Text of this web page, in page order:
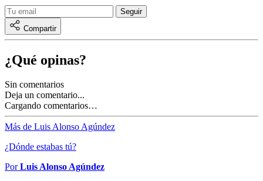
Compartir
¿Qué opinas?
Sin comentarios
Deja un comentario...
Cargando comentarios…
Más de Luis Alonso Agúndez
¿Dónde estabas tú?
PorLuis Alonso Agúndez